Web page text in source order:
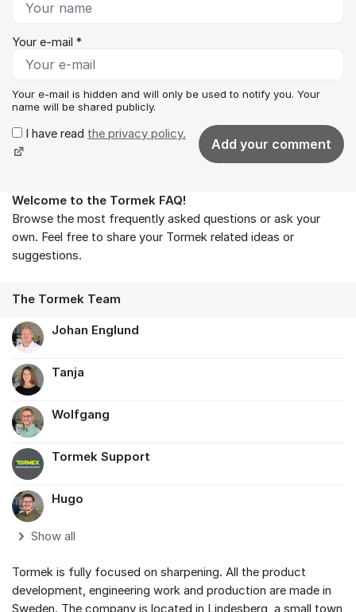
Your e-mail *
Your e-mail is hidden and will only be used to notify you. Your
name will be shared publicly.
I have read the privacy policy.
Add your comment
About the forum
Welcome to the Tormek FAQ!
Browse the most frequently asked questions or ask your
own. Feel free to share your Tormek related ideas or
suggestions.
The Tormek Team
Johan Englund
Tanja
Wolfgang
Tormek Support
Hugo
Show all
Tormek is fully focused on sharpening. All the product
development, engineering work and production are made in
Sweden. The company is located in Lindesberg, a small town